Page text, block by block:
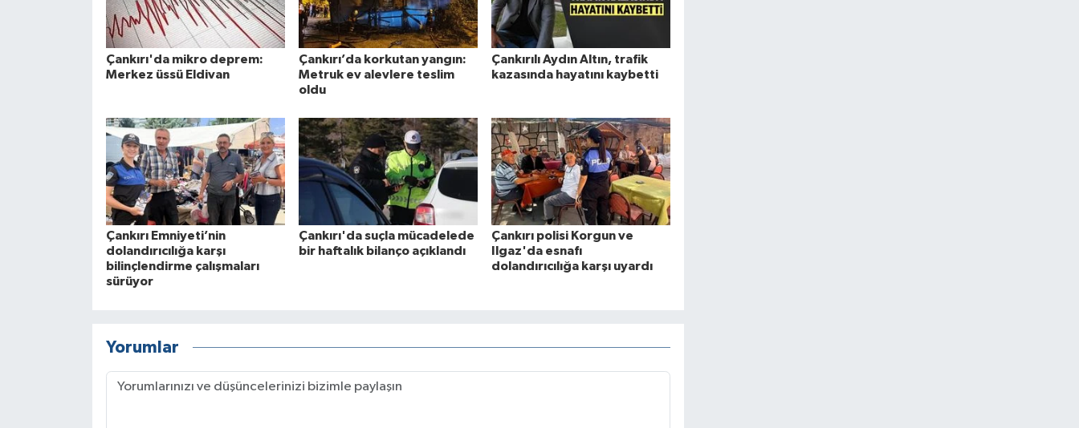
Çankırı'da mikro deprem:
Merkez üssü Eldivan
Çankırı’da korkutan yangın:
Metruk ev alevlere teslim
oldu
Çankırılı Aydın Altın, trafik
kazasında hayatını kaybetti
Çankırı Emniyeti’nin
dolandırıcılığa karşı
bilinçlendirme çalışmaları
sürüyor
Çankırı'da suçla mücadelede
bir haftalık bilanço açıklandı
Çankırı polisi Korgun ve
Ilgaz'da esnafı
dolandırıcılığa karşı uyardı
Yorumlar